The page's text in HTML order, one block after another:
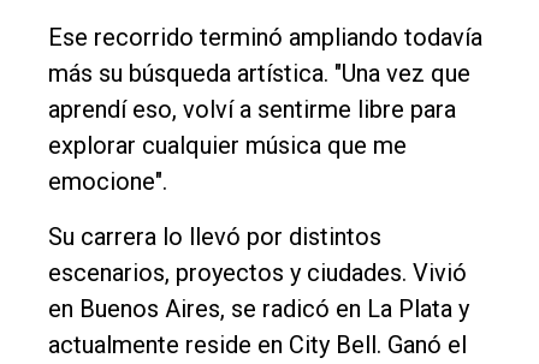
Ese recorrido terminó ampliando todavía
más su búsqueda artística. "Una vez que
aprendí eso, volví a sentirme libre para
explorar cualquier música que me
emocione".
Su carrera lo llevó por distintos
escenarios, proyectos y ciudades. Vivió
en Buenos Aires, se radicó en La Plata y
actualmente reside en City Bell. Ganó el